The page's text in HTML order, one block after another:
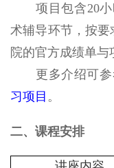
项目包含20
术辅导环节，按
院的官方成绩单与
更多介绍可
习项目 。
二、课程安排